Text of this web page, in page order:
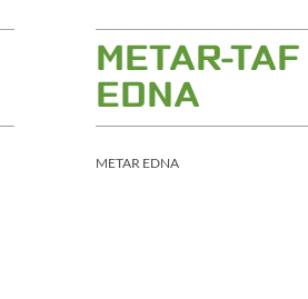
METAR-TAF
EDNA
METAR EDNA